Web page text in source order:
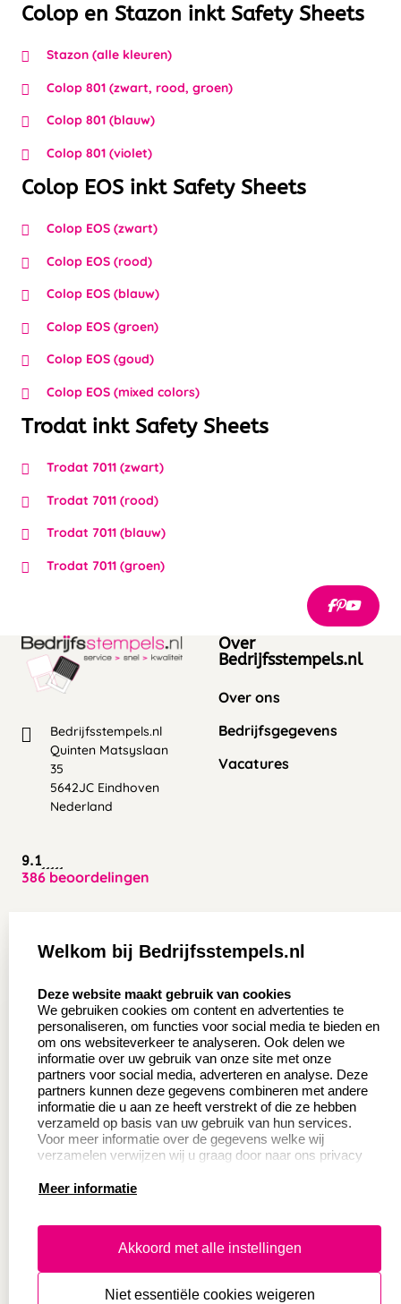
Colop en Stazon inkt Safety Sheets
Stazon (alle kleuren)
Colop 801 (zwart, rood, groen)
Colop 801 (blauw)
Colop 801 (violet)
Colop EOS inkt Safety Sheets
Colop EOS (zwart)
Colop EOS (rood)
Colop EOS (blauw)
Colop EOS (groen)
Colop EOS (goud)
Colop EOS (mixed colors)
Trodat inkt Safety Sheets
Trodat 7011 (zwart)
Trodat 7011 (rood)
Trodat 7011 (blauw)
Trodat 7011 (groen)
Bedrijfsstempels.nl
Quinten Matsyslaan
35
5642JC Eindhoven
Nederland
9.1
386 beoordelingen
Over
Bedrijfsstempels.nl
Over ons
Bedrijfsgegevens
Vacatures
Wederverkoper
worden
Sale
Betaling & Verzending
Veel gestelde vragen
Retourneren
Herroepingsrecht
Productinformatie:
Instructie voor
Aanleverspecificaties
Safety Sheets
Welkom bij Bedrijfsstempels.nl
Deze website maakt gebruik van cookies
We gebruiken cookies om content en advertenties te
personaliseren, om functies voor social media te bieden en
om ons websiteverkeer te analyseren. Ook delen we
informatie over uw gebruik van onze site met onze
partners voor social media, adverteren en analyse. Deze
partners kunnen deze gegevens combineren met andere
informatie die u aan ze heeft verstrekt of die ze hebben
verzameld op basis van uw gebruik van hun services.
Voor meer informatie over de gegevens welke wij
verzamelen verwijzen wij u graag door naar ons privacy
Meer informatie
Akkoord met alle instellingen
Niet essentiële cookies weigeren